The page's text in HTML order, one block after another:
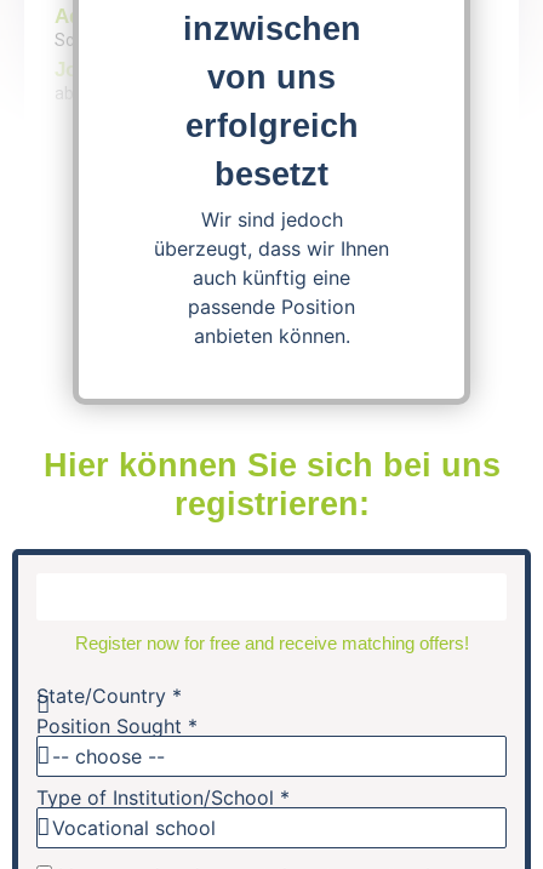
Address
Schönfließer Str. 16 - 24, 16548 Glienicke
Job entry
ab sofort möglich
Apply now!
Download Job Offer
inzwischen
von uns
erfolgreich
besetzt
Wir sind jedoch
überzeugt, dass wir Ihnen
auch künftig eine
passende Position
anbieten können.
Hier können Sie sich bei uns
registrieren:
Register now for free and receive matching offers!
State/Country *
Position Sought *
Type of Institution/School *